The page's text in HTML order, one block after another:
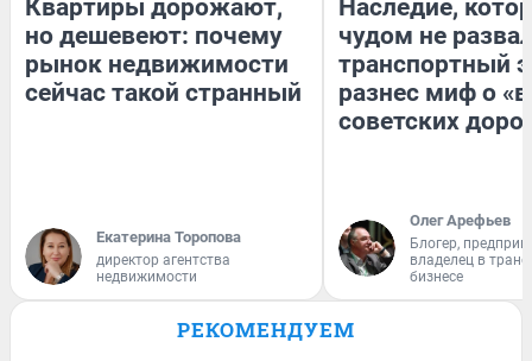
Квартиры дорожают,
но дешевеют: почему
рынок недвижимости
сейчас такой странный
Екатерина Торопова
директор агентства
недвижимости
Наследие,
чудом не
транспортный
разнес миф о
советских
Олег Арефьев
Блогер,
владелец в
бизнесе
РЕКОМЕНДУЕМ